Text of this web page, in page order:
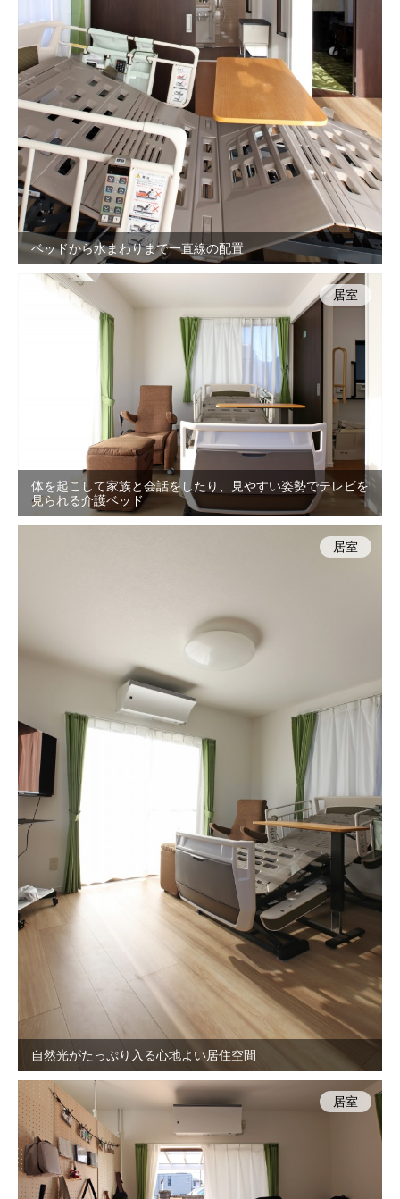
ベッドから水まわりまで一直線の配置
体を起こして家族と会話をしたり、見やすい姿勢でテレビを
見られる介護ベッド
居室
自然光がたっぷり入る心地よい居住空間
居室
居室